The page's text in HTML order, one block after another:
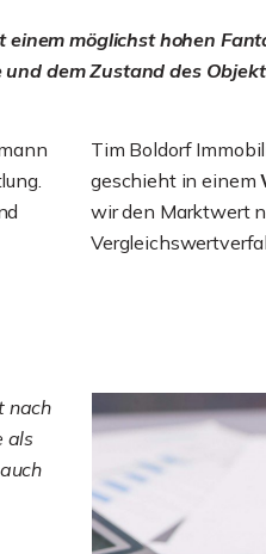
möglichst hohen
dem Zustand des
Tim Boldorf
geschieht in einem
wir den Marktwert
nach
als